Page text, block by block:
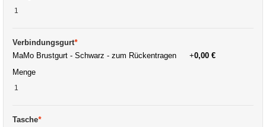
Verbindungsgurt*
MaMo Brustgurt - Schwarz - zum Rückentragen
+0,00 €
Menge
Tasche*